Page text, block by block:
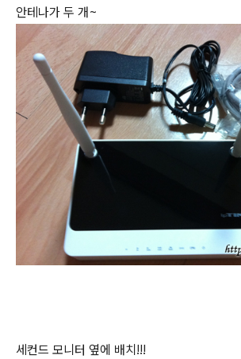
안테나가 두 개~
세컨드 모니터 옆에 배치!!!